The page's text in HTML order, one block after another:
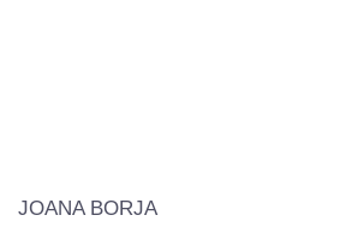
JOANA BORJA